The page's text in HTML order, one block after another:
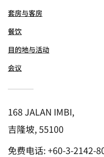
套房与客房
餐饮
目的地与活动
会议
168 JALAN IMBI,
吉隆坡, 55100
免费电话:+60-3-2142-